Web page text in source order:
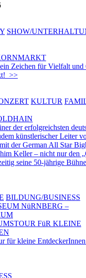
SHOW/
Zeichen für Vielfalt
>>
KULTUR
der erfolgreichsten
künstlerischer Leiter
der German All Star
Keller – nicht nur den
seine 50-jährige
BILDUNG/BUSINESS
NüRNBERG –
FüR KLEINE
für kleine